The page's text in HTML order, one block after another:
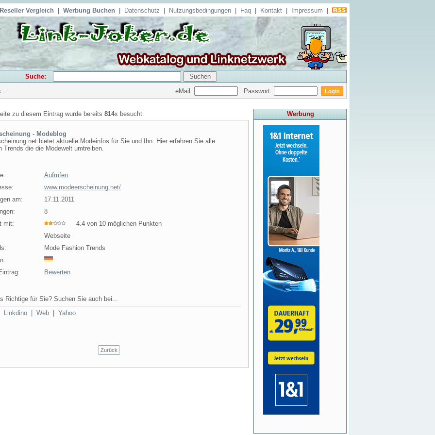
Reseller Vergleich Werbung Buchen Datenschutz Nutzungsbedingungen Faq Kontakt Impressum
Suche:
eMail: Passwort:
zu diesem Eintrag wurde bereits 814x besucht.
- Modeblog
bietet aktuelle Modeinfos für Sie und Ihn. Hier erfahren Sie alle
Trends die die Modewelt umtreiben.
Aufrufen
www.modeerscheinung.net/
am:
17.11.2011
8
mit:
4.4 von 10 möglichen Punkten
Webseite
Mode Fashion Trends
Bewerten
Richtige für Sie? Suchen Sie auch bei...
Linkdino Web Yahoo
Zurück
Werbung